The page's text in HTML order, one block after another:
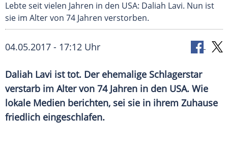
Lebte seit vielen Jahren in den USA: Daliah Lavi. Nun ist
sie im Alter von 74 Jahren verstorben.
04.05.2017 - 17:12 Uhr
Daliah Lavi ist tot. Der ehemalige Schlagerstar
verstarb im Alter von 74 Jahren in den USA. Wie
lokale Medien berichten, sei sie in ihrem Zuhause
friedlich eingeschlafen.